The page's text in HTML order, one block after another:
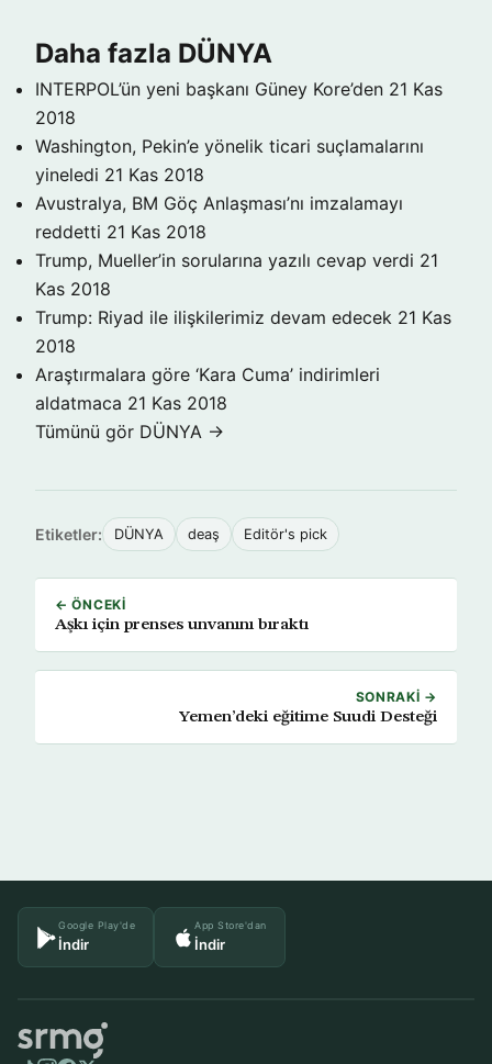
Daha fazla DÜNYA
INTERPOL’ün yeni başkanı Güney Kore’den 21 Kas
2018
Washington, Pekin’e yönelik ticari suçlamalarını
yineledi 21 Kas 2018
Avustralya, BM Göç Anlaşması’nı imzalamayı
reddetti 21 Kas 2018
Trump, Mueller’in sorularına yazılı cevap verdi 21
Kas 2018
Trump: Riyad ile ilişkilerimiz devam edecek 21 Kas
2018
Araştırmalara göre ‘Kara Cuma’ indirimleri
aldatmaca 21 Kas 2018
Tümünü gör DÜNYA →
Etiketler: DÜNYA deaş Editör's pick
← ÖNCEKI
Aşkı için prenses unvanını bıraktı
SONRAKI →
Yemen’deki eğitime Suudi Desteği
Google Play'de
İndir
App Store'dan
İndir